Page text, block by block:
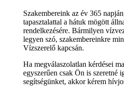
Szakembereink az év 365
tapasztalattal a hátuk mögött
rendelkezésére. Bármilyen
legyen szó, szakembereinkre
Vízszerelő kapcsán.
Ha megválaszolatlan kérdései
egyszerűen csak Ön is szeretné
segítségünket, akkor kérem